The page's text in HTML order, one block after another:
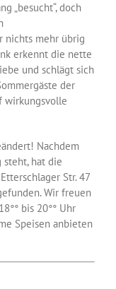
„besucht“, doch
nichts mehr übrig
erkennt die nette
und schlägt sich
der
wirkungsvolle
Nachdem
steht, hat die
Str. 47
Wir freuen
bis 20°° Uhr
Speisen anbieten